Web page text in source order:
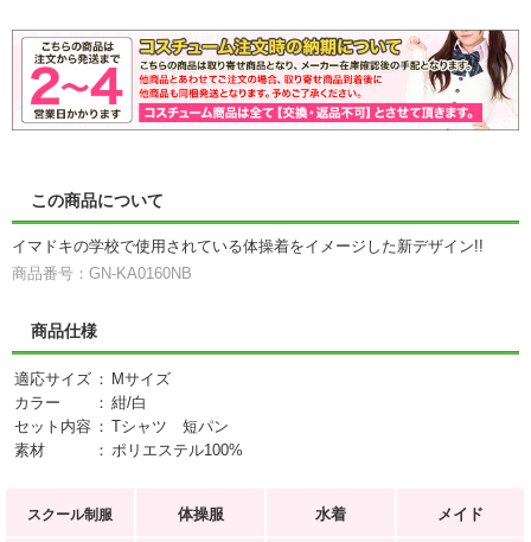
この商品について
イマドキの学校で使用されている体操着をイメージした新デザイン!!
商品番号：GN-KA0160NB
商品仕様
適応サイズ ： Mサイズ
カラー
： 紺/白
セット内容 ： Tシャツ 短パン
素材
： ポリエステル100%
スクール制服 体操服 水着 メイド